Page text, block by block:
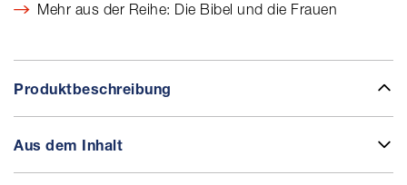
Mehr aus der Reihe: Die Bibel und die Frauen
Produktbeschreibung
Aus dem Inhalt